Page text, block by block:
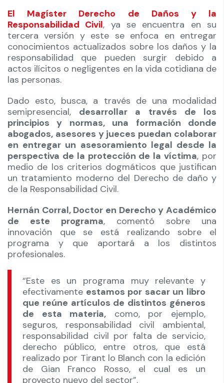
El Magíster Derecho de Daños y la
Responsabilidad Civil, ya se encuentra en su
tercera versión y este se enfoca en entregar
conocimientos actualizados sobre los daños y la
responsabilidad que pueden surgir debido a
actos ilícitos o negligentes en la vida cotidiana de
las personas.
Dado esto, busca, a través de una modalidad
semipresencial, desarrollar a través de los
principios y normas, una formación donde
abogados, asesores y jueces puedan colaborar
en entregar un asesoramiento legal desde la
perspectiva de la protección de la víctima, por
medio de los criterios dogmáticos que justifican
un tratamiento moderno del Derecho de daño y
de la Responsabilidad Civil.
Hernán Corral, Doctor en Derecho y Académico
de este programa, comentó sobre una
innovación que se está realizando sobre el
programa y que aportará a los distintos
profesionales.
“Este es un programa muy relevante y
efectivamente estamos por sacar un libro
que reúne artículos de distintos géneros
de esta materia, como, por ejemplo,
seguros, responsabilidad civil ambiental,
responsabilidad civil por falta de servicio,
derecho público, entre otros, que está
realizado por Tirant lo Blanch con la edición
de Gian Franco Rosso, el cual es un
proyecto nuevo del sector”.